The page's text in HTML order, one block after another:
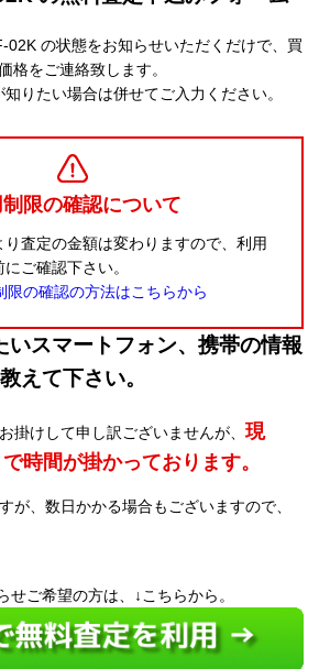
02K の状態をお知らせいただくだけで、買
格をご連絡致します。
りたい場合は併せてご入力ください。
限の確認について
査定の金額は変わりますので、利用
ご確認下さい。
の確認の方法はこちらから
いスマートフォン、携帯の情報
教えて下さい。
掛けして申し訳ございませんが、 現
時間が掛かっております。
が、数日かかる場合もございますので、
せご希望の方は、↓こちらから。